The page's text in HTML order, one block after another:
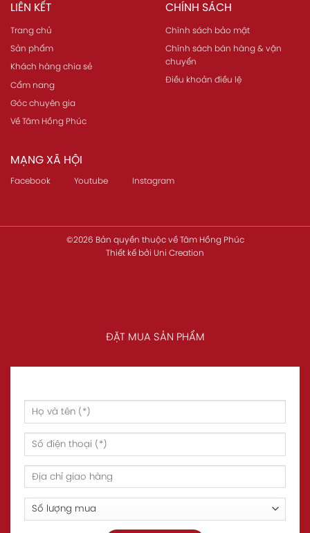
LIÊN KẾT
Trang chủ
Sản phẩm
Khách hàng chia sẻ
Cẩm nang
Góc chuyên gia
Về Tâm Hồng Phúc
CHÍNH SÁCH
Chính sách bảo mật
Chính sách bán hàng & vận
chuyển
Điều khoản điều lệ
MẠNG XÃ HỘI
Facebook Youtube Instagram
©2026 Bản quyền thuộc về Tâm Hồng Phúc
Thiết kế bởi Uni Creation
ĐẶT MUA SẢN PHẨM